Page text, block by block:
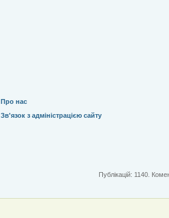
Про нас
Зв'язок з адміністрацією сайту
Публікацій: 1140.